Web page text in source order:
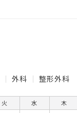
外科 整形外科
火 水 木